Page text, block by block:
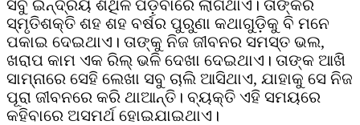
ସବୁ ଇନ୍ଦ୍ରିୟ ଶିଥିଳ ପଡ଼ିବାରେ ଲାଗିଥାଏ। ତାଙ୍କର
ସ୍ମୃତିଶକ୍ତି ଶହ ଶହ ବର୍ଷର ପୁରୁଣା କଥାଗୁଡ଼ିକୁ ବି ମନେ
ପକାଇ ଦେଇଥାଏ। ତାଙ୍କୁ ନିଜ ଜୀବନର ସମସ୍ତ ଭଲ,
ଖରାପ କାମ ଏକ ରିଲ୍‌ ଭଳି ଦେଖା ଦେଇଥାଏ। ତାଙ୍କ ଆଖି
ସାମ୍ନାରେ ସେହି ଲେଖା ସବୁ ଚାଲି ଆସିଥାଏ, ଯାହାକୁ ସେ ନିଜ
ପୂରା ଜୀବନରେ କରି ଥାଆନ୍ତି। ବ୍ୟକ୍ତି ଏହି ସମୟରେ
କହିବାରେ ଅସମର୍ଥ ହୋଇଯାଇଥାଏ।